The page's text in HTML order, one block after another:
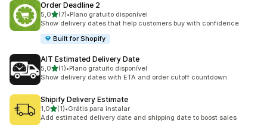
Order Deadline 2
5,0de 5 estrelas
(7)
7 avaliações ao todo
•Plano gratuito disponível
Show delivery dates that help customers buy with confidence
Built for Shopify
AIT Estimated Delivery Date
5,0de 5 estrelas
(1)
1 avaliações ao todo
•Plano gratuito disponível
Show delivery dates with ETA and order cutoff countdown
Shipify Delivery Estimate
1,0de 5 estrelas
(1)
1 avaliações ao todo
•Grátis para instalar
Add estimated delivery date and shipping date to boost sales